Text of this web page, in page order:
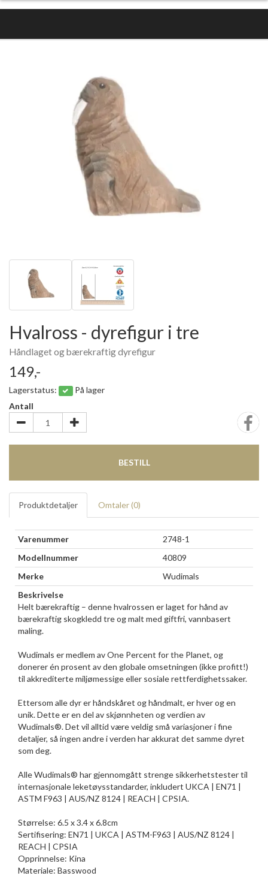
Hvalross - dyrefigur i tre
Håndlaget og bærekraftig dyrefigur
149,-
Lagerstatus:
På lager
Antall
BESTILL
Produktdetaljer Omtaler (0)
Varenummer
2748-1
Modellnummer
40809
Merke
Wudimals
Beskrivelse
Helt bærekraftig – denne hvalrossen er laget for hånd av
bærekraftig skogkledd tre og malt med giftfri, vannbasert
maling.
Wudimals er medlem av One Percent for the Planet, og
donerer én prosent av den globale omsetningen (ikke profitt!)
til akkrediterte miljømessige eller sosiale rettferdighetssaker.
Ettersom alle dyr er håndskåret og håndmalt, er hver og en
unik. Dette er en del av skjønnheten og verdien av
Wudimals®. Det vil alltid være veldig små variasjoner i fine
detaljer, så ingen andre i verden har akkurat det samme dyret
som deg.
Alle Wudimals® har gjennomgått strenge sikkerhetstester til
internasjonale leketøysstandarder, inkludert UKCA | EN71 |
ASTM F963 | AUS/NZ 8124 | REACH | CPSIA.
Størrelse: 6.5 x 3.4 x 6.8cm
Sertifisering: EN71 | UKCA | ASTM-F963 | AUS/NZ 8124 |
REACH | CPSIA
Opprinnelse: Kina
Materiale: Basswood